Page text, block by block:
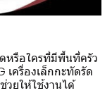
หรือใครที่มีพื้นที่ครัว
เครื่องเล็กกะทัดรัด
วยให้ใช้งานได้